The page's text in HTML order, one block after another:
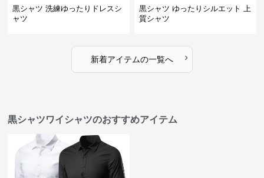
黒シャツ 洗練ゆったりドレスシ
ャツ
黒シャツ ゆったりシルエット 上
質シャツ
新着アイテムの一覧へ ›
黒シャツワイシャツのおすすめアイテム